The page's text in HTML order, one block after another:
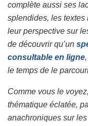
complète aussi ses
splendides, les textes
leur perspective sur
de découvrir qu’un
consultable en ligne
le temps de le
Comme vous le
thématique éclatée,
anachroniques sur